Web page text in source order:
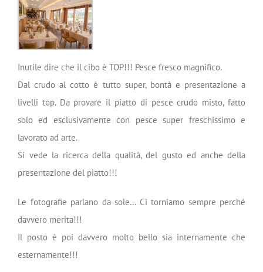
Inutile dire che il cibo è TOP!!! Pesce fresco magnifico.
Dal crudo al cotto è tutto super, bontà e presentazione a
livelli top. Da provare il piatto di pesce crudo misto, fatto
solo ed esclusivamente con pesce super freschissimo e
lavorato ad arte.
Si vede la ricerca della qualità, del gusto ed anche della
presentazione del piatto!!!
Le fotografie parlano da sole… Ci torniamo sempre perché
davvero merita!!!
Il posto è poi davvero molto bello sia internamente che
esternamente!!!